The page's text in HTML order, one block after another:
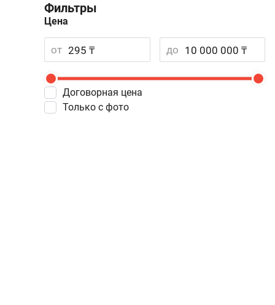
Фильтры
Цена
от до
Договорная цена
Только с фото